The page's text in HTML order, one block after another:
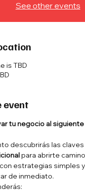
See other events
is TBD
event
tu negocio al
descubrirás las
para abrirte
estrategias simples
de inmediato.